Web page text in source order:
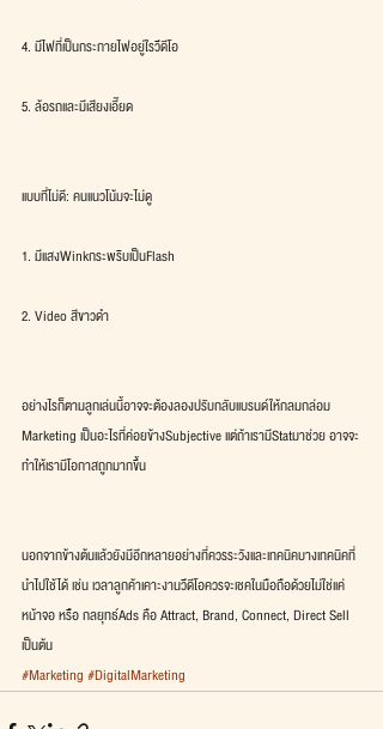
4. มีไฟที่เป็นกระกายไฟอยู่ใรวีดีโอ
5. ล้อรถและมีเสียงเอี๊ยด
แบบที่ไม่ดี: คนแนวโน้มจะไม่ดู
1. มีแสงWinkกระพริบเป็นFlash
2. Video สีขาวดำ
อย่างไรก็ตามลูกเล่นนี้อาจจะต้องลองปรับกลับแบรนด์ให้กลมกล่อม
Marketing เป็นอะไรที่ค่อยข้างSubjective แต่ถ้าเรามีStatมาช่วย อาจจะ
ทำให้เรามีโอกาสถูกมากขึ้น
นอกจากข้างต้นแล้วยังมีอีกหลายอย่างที่ควรระวังและเทคนิคบางเทคนิคที่
นำไปใช้ได้ เช่น เวลาลูกค้าเคาะงานวีดีโอควรจะเชคในมือถือด้วยไม่ใช่แค่
หน้าจอ หรือ กลยุทธ์Ads คือ Attract, Brand, Connect, Direct Sell
เป็นต้น
#Marketing #DigitalMarketing